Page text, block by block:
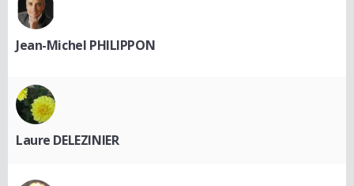
Jean-Michel PHILIPPON
Laure DELEZINIER